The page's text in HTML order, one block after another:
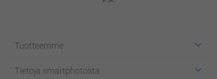
Tuotteemme
Kuvakortit
Tietoja smartphotosta